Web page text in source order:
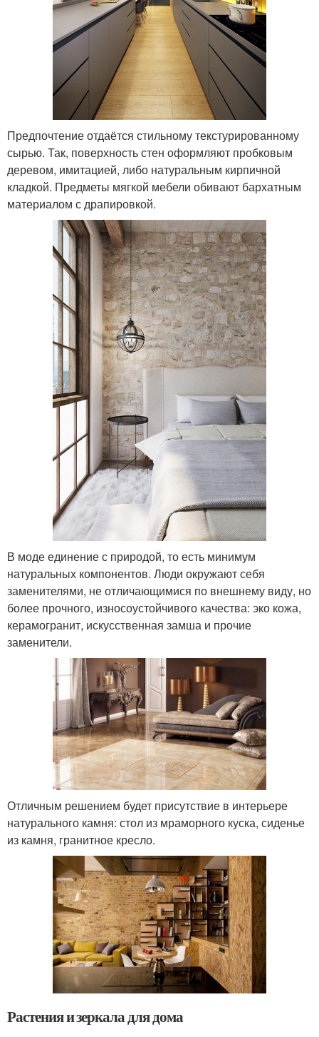
Предпочтение отдаётся стильному текстурированному
сырью. Так, поверхность стен оформляют пробковым
деревом, имитацией, либо натуральным кирпичной
кладкой. Предметы мягкой мебели обивают бархатным
материалом с драпировкой.
В моде единение с природой, то есть минимум
натуральных компонентов. Люди окружают себя
заменителями, не отличающимися по внешнему виду, но
более прочного, износоустойчивого качества: эко кожа,
керамогранит, искусственная замша и прочие
заменители.
Отличным решением будет присутствие в интерьере
натурального камня: стол из мраморного куска, сиденье
из камня, гранитное кресло.
Растения и зеркала для дома